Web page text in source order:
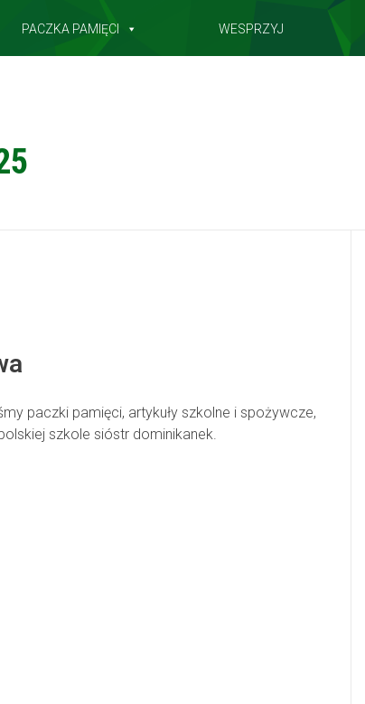
PACZKA PAMIĘCI WESPRZYJ
paczki pamięci, artykuły szkolne i spożywcze,
szkole sióstr dominikanek.